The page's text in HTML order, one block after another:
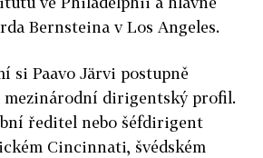
Bernsteina v Los Angeles.
si Paavo Järvi postupně
mezinárodní dirigentský profil.
ředitel nebo šéfdirigent
Cincinnati, švédském